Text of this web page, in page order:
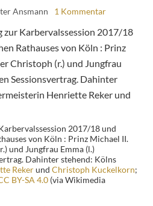
Ansmann 1 Kommentar
2017/18 und
von Köln : Prinz Michael II.
und Jungfrau Emma (l.)
Dahinter stehend: Kölns
Rekerund Christoph Kuckelkorn;
BY-SA 4.0 (via Wikimedia